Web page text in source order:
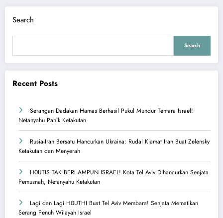
Search
Search
Recent Posts
Serangan Dadakan Hamas Berhasil Pukul Mundur Tentara Israel!
Netanyahu Panik Ketakutan
Rusia-Iran Bersatu Hancurkan Ukraina: Rudal Kiamat Iran Buat Zelensky
Ketakutan dan Menyerah
H0UTIS TAK BERI AMPUN ISRAEL! Kota Tel Aviv Dihancurkan Senjata
Pemusnah, Netanyahu Ketakutan
Lagi dan Lagi H0UTHI Buat Tel Aviv Membara! Senjata Mematikan
Serang Penuh Wilayah Israel